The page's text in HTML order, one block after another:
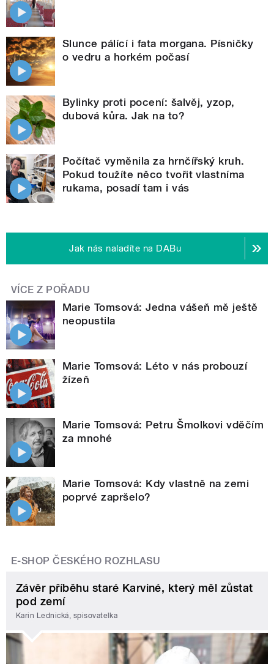
Slunce pálící i fata morgana. Písničky
o vedru a horkém počasí
Bylinky proti pocení: šalvěj, yzop,
dubová kůra. Jak na to?
Počítač vyměnila za hrnčířský kruh.
Pokud toužíte něco tvořit vlastníma
rukama, posadí tam i vás
Jak nás naladíte na DABu
VÍCE Z POŘADU
Marie Tomsová: Jedna vášeň mě ještě
neopustila
Marie Tomsová: Léto v nás probouzí
žízeň
Marie Tomsová: Petru Šmolkovi vděčím
za mnohé
Marie Tomsová: Kdy vlastně na zemi
poprvé zapršelo?
E-SHOP ČESKÉHO ROZHLASU
Závěr příběhu staré Karviné, který měl zůstat
pod zemí
Karin Lednická, spisovatelka